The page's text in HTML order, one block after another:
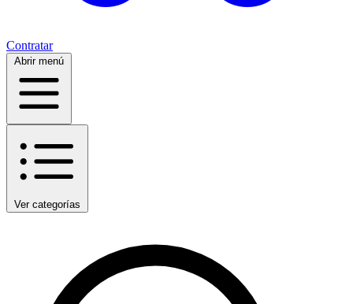
Contratar
Abrir menú
Ver categorías